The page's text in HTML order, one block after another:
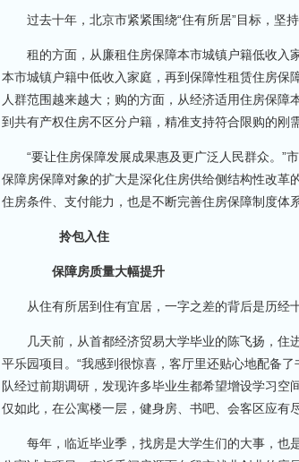
过去十年，北京市紧紧围绕“住有所居”目标，坚
租的方面，从廉租住房保障本市城镇户籍低收入
本市城镇户籍中低收入家庭，再到保障性租赁住房保
人群范围越来越大；购的方面，从经济适用住房保障
到共有产权住房不区分户籍，精准支持符合限购的刚
“要让住房保障发展成果惠及更广泛人民群众。”市
保障房保障对象的扩大是深化住房供给侧结构性改革
住房条件、支付能力，也是不断完善住房保障制度体
拎包入住
保障房质量大幅提升
从住有所居到住有宜居，一字之差的背后是历经十
几天前，从首都经济贸易大学毕业的陈飞扬，住
平乐园项目。“我感到很惊喜，客厅里还贴心地配备
队经过前期调研，发现许多毕业生都希望增设学习空
仅如此，在公寓楼一层，健身房、书吧、会客区应有尽
每年，临近毕业季，找房是大学生们的大事，也